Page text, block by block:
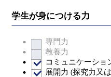
学生が身につける力
専門力
教養力
コミュニケーショ
展開力 (探究力又